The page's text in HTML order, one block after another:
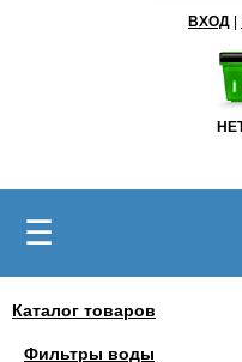
ВХОД
☰
Каталог товаров
Фильтры воды